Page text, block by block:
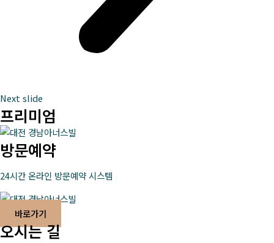
Next slide
프리미엄
방문예약
24시간 온라인 방문예약 시스템
바로가기
오시는 길